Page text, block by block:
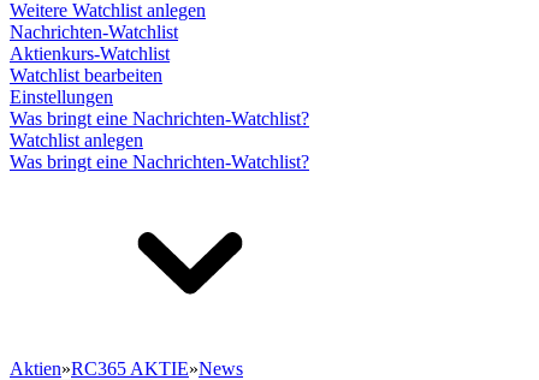
Weitere Watchlist anlegen
Nachrichten-Watchlist
Aktienkurs-Watchlist
Watchlist bearbeiten
Einstellungen
Was bringt eine Nachrichten-Watchlist?
Watchlist anlegen
Was bringt eine Nachrichten-Watchlist?
Aktien»RC365 AKTIE»News